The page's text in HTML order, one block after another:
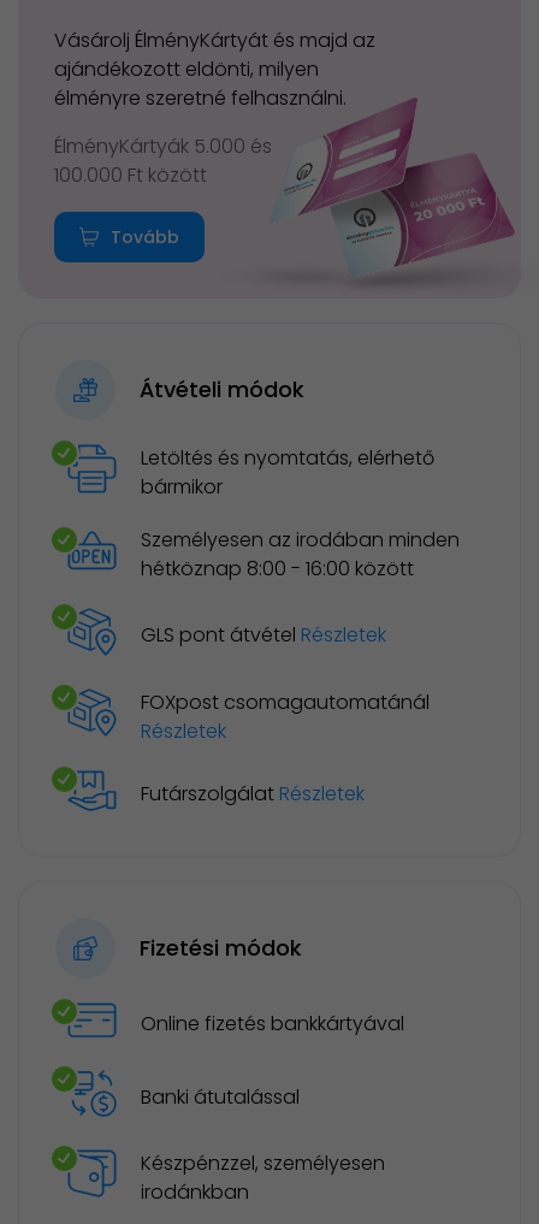
Vásárolj ÉlményKártyát és majd az
ajándékozott eldönti, milyen
élményre szeretné felhasználni.
ÉlményKártyák 5.000 és
100.000 Ft között
Tovább
Átvételi módok
Letöltés és nyomtatás, elérhető
bármikor
Személyesen az irodában minden
hétköznap 8:00 - 16:00 között
GLS pont átvétel Részletek
FOXpost csomagautomatánál
Részletek
Futárszolgálat Részletek
Fizetési módok
Online fizetés bankkártyával
Banki átutalással
Készpénzzel, személyesen
irodánkban